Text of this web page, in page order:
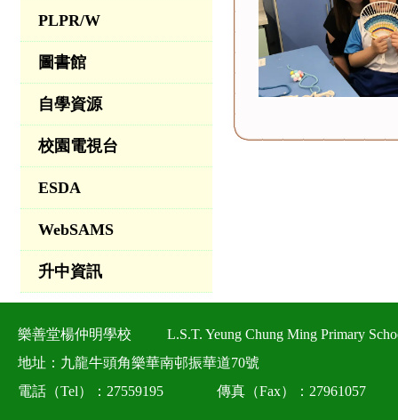
PLPR/W
圖書館
自學資源
校園電視台
ESDA
WebSAMS
升中資訊
樂善堂楊仲明學校
L.S.T. Yeung Chung Ming Primary
地址：九龍牛頭角樂華南邨振華道70號
電話（Tel）：27559195
傳真（Fax）：27961057